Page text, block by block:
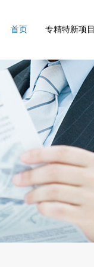
首页 专精特新项目